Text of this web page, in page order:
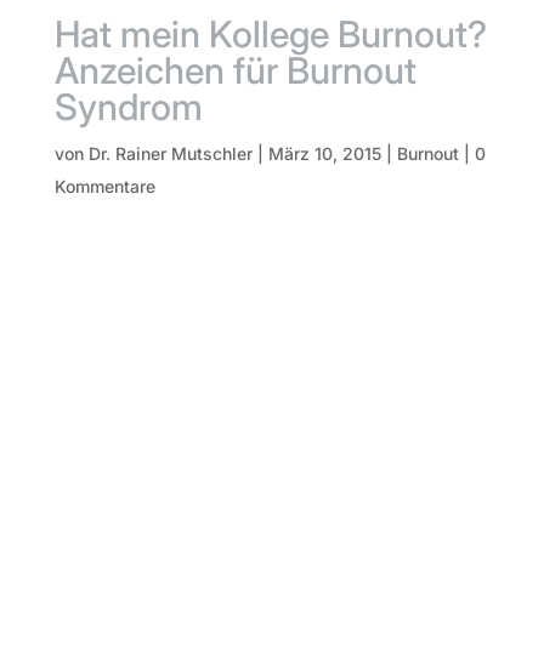
Hat mein Kollege Burnout?
Anzeichen für Burnout
Syndrom
von Dr. Rainer Mutschler| März 10, 2015| Burnout| 0
Kommentare